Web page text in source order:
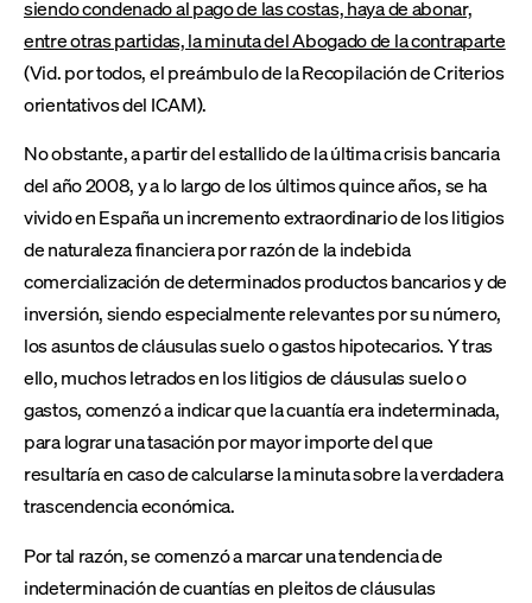
siendo condenado al pago de las costas, haya de abonar,
entre otras partidas, la minuta del Abogado de la contraparte
(Vid. por todos, el preámbulo de la Recopilación de Criterios
orientativos del ICAM).
No obstante, a partir del estallido de la última crisis bancaria
del año 2008, y a lo largo de los últimos quince años, se ha
vivido en España un incremento extraordinario de los litigios
de naturaleza financiera por razón de la indebida
comercialización de determinados productos bancarios y de
inversión, siendo especialmente relevantes por su número,
los asuntos de cláusulas suelo o gastos hipotecarios. Y tras
ello, muchos letrados en los litigios de cláusulas suelo o
gastos, comenzó a indicar que la cuantía era indeterminada,
para lograr una tasación por mayor importe del que
resultaría en caso de calcularse la minuta sobre la verdadera
trascendencia económica.
Por tal razón, se comenzó a marcar una tendencia de
indeterminación de cuantías en pleitos de cláusulas